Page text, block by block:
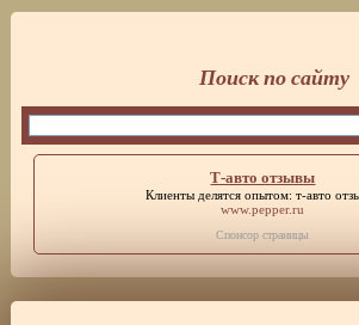
Поиск по сайту
Т-авто отзывы
Клиенты делятся опытом:т-авто
www.pepper.ru
Спонсор страницы